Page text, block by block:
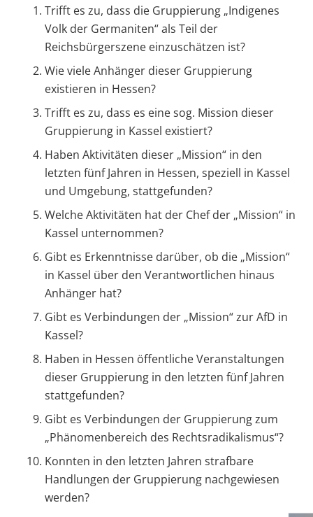
Trifft es zu, dass die Gruppierung „Indigenes
Volk der Germaniten“ als Teil der
Reichsbürgerszene einzuschätzen ist?
Wie viele Anhänger dieser Gruppierung
existieren in Hessen?
Trifft es zu, dass es eine sog. Mission dieser
Gruppierung in Kassel existiert?
Haben Aktivitäten dieser „Mission“ in den
letzten fünf Jahren in Hessen, speziell in Kassel
und Umgebung, stattgefunden?
Welche Aktivitäten hat der Chef der „Mission“ in
Kassel unternommen?
Gibt es Erkenntnisse darüber, ob die „Mission“
in Kassel über den Verantwortlichen hinaus
Anhänger hat?
Gibt es Verbindungen der „Mission“ zur AfD in
Kassel?
Haben in Hessen öffentliche Veranstaltungen
dieser Gruppierung in den letzten fünf Jahren
stattgefunden?
Gibt es Verbindungen der Gruppierung zum
„Phänomenbereich des Rechtsradikalismus“?
Konnten in den letzten Jahren strafbare
Handlungen der Gruppierung nachgewiesen
werden?